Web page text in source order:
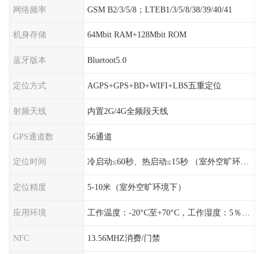
网络频率 GSM B2/3/5/8；LTEB1/3/5/8/38/39/40/41
机身存储 64Mbit RAM+128Mbit ROM
蓝牙版本 Bluetoot5.0
定位方式 AGPS+GPS+BD+WIFI+LBS五重定位
射频天线 内置2G/4G全频段天线
GPS通道数 56通道
定位时间 冷启动≤60秒、热启动≤15秒 （室外空旷环境）
定位精度 5-10米（室外空旷环境下）
应用环境
NFC 13.56MHZ消费/门禁